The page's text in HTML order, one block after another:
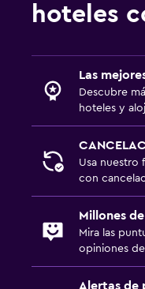
hoteles
Las
Descubre
hoteles y
Usa nuestro
con
Millones
Mira las
opiniones
Alertas de